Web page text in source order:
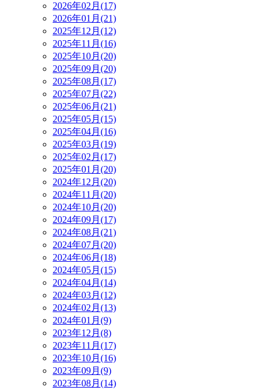
2026年02月(17)
2026年01月(21)
2025年12月(12)
2025年11月(16)
2025年10月(20)
2025年09月(20)
2025年08月(17)
2025年07月(22)
2025年06月(21)
2025年05月(15)
2025年04月(16)
2025年03月(19)
2025年02月(17)
2025年01月(20)
2024年12月(20)
2024年11月(20)
2024年10月(20)
2024年09月(17)
2024年08月(21)
2024年07月(20)
2024年06月(18)
2024年05月(15)
2024年04月(14)
2024年03月(12)
2024年02月(13)
2024年01月(9)
2023年12月(8)
2023年11月(17)
2023年10月(16)
2023年09月(9)
2023年08月(14)